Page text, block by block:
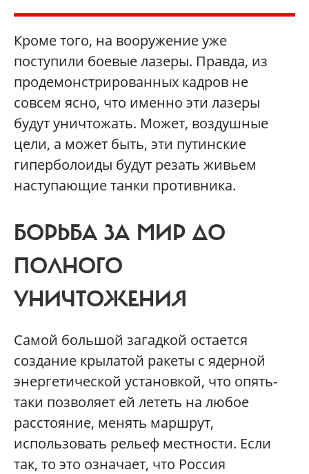
Кроме того, на вооружение уже
поступили боевые лазеры. Правда, из
продемонстрированных кадров не
совсем ясно, что именно эти лазеры
будут уничтожать. Может, воздушные
цели, а может быть, эти путинские
гиперболоиды будут резать живьем
наступающие танки противника.
БОРЬБА ЗА МИР ДО
ПОЛНОГО
УНИЧТОЖЕНИЯ
Самой большой загадкой остается
создание крылатой ракеты с ядерной
энергетической установкой, что опять-
таки позволяет ей лететь на любое
расстояние, менять маршрут,
использовать рельеф местности. Если
так, то это означает, что Россия